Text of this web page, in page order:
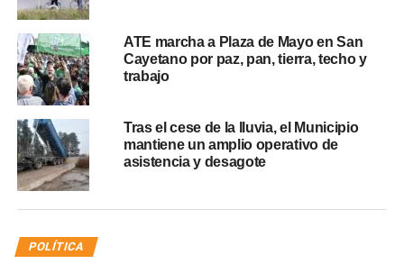
ATE marcha a Plaza de Mayo en San
Cayetano por paz, pan, tierra, techo y
trabajo
Tras el cese de la lluvia, el Municipio
mantiene un amplio operativo de
asistencia y desagote
POLÍTICA